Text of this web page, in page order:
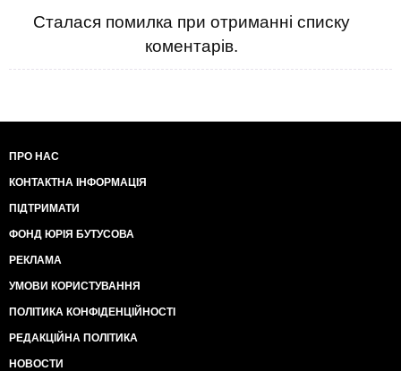
Сталася помилка при отриманні списку
коментарів.
ПРО НАС
КОНТАКТНА ІНФОРМАЦІЯ
ПІДТРИМАТИ
ФОНД ЮРІЯ БУТУСОВА
РЕКЛАМА
УМОВИ КОРИСТУВАННЯ
ПОЛІТИКА КОНФІДЕНЦІЙНОСТІ
РЕДАКЦІЙНА ПОЛІТИКА
НОВОСТИ